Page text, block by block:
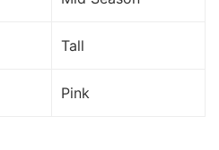
Tall
Pink